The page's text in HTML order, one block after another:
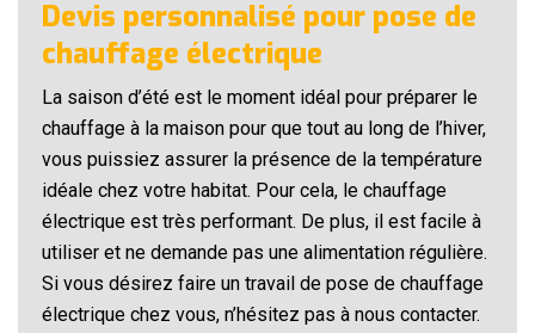
Devis personnalisé pour pose de
chauffage électrique
La saison d’été est le moment idéal pour préparer le
chauffage à la maison pour que tout au long de l’hiver,
vous puissiez assurer la présence de la température
idéale chez votre habitat. Pour cela, le chauffage
électrique est très performant. De plus, il est facile à
utiliser et ne demande pas une alimentation régulière.
Si vous désirez faire un travail de pose de chauffage
électrique chez vous, n’hésitez pas à nous contacter.